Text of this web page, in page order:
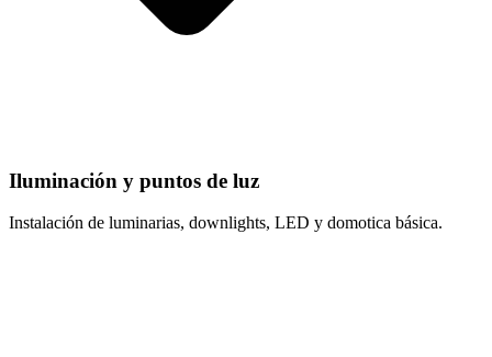
Iluminación y puntos de luz
Instalación de luminarias, downlights, LED y domotica básica.